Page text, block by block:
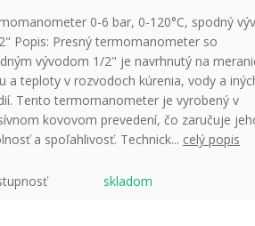
0-6 bar, 0-120°C, spodný
Popis: Presný termomanometer so
vývodom 1/2" je navrhnutý na
a teploty v rozvodoch kúrenia, vody a
Tento termomanometer je vyrobený v
kovovom prevedení, čo zaručuje
a spoľahlivosť. Technick... celý popis
skladom